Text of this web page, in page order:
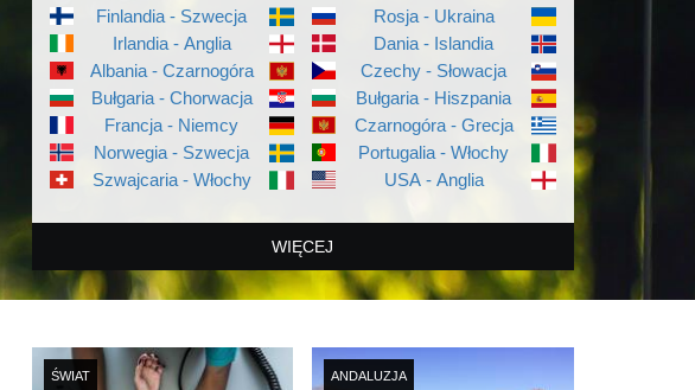
Finlandia - Szwecja
Irlandia - Anglia
Albania - Czarnogóra
Bułgaria - Chorwacja
Francja - Niemcy
Norwegia - Szwecja
Szwajcaria - Włochy
Rosja - Ukraina
Dania - Islandia
Czechy - Słowacja
Bułgaria - Hiszpania
Czarnogóra - Grecja
Portugalia - Włochy
USA - Anglia
WIĘCEJ
ŚWIAT ANDALUZJA